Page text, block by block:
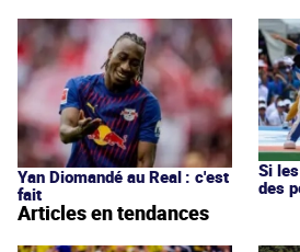
Yan Diomandé au Real : c'est
fait
Si
des
Articles en tendances